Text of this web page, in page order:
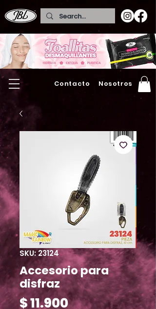
Contacto Nosotros
SKU: 23124
Accesorio para
disfraz
$ 11.900Precio